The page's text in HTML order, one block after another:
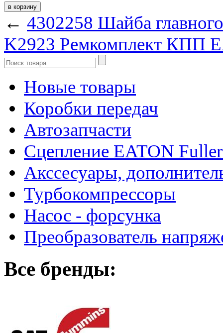
← 4302258 Шайба
K2923 Ремкомплект КПП
Новые товары
Коробки передач
Автозапчасти
Сцепление EATON
Акссесуары,
Турбокомпрессоры
Насос - форсунка
Преобразователь
Все бренды: